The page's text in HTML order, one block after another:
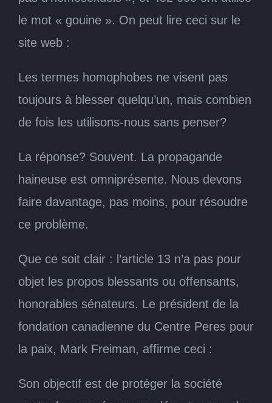
le mot « gouine ». On peut lire ceci sur le
site web :
Les termes homophobes ne visent pas
toujours à blesser quelqu’un, mais combien
de fois les utilisons-nous sans penser?
La réponse? Souvent. La propagande
haineuse est omniprésente. Nous devons
faire davantage, pas moins, pour résoudre
ce problème.
Que ce soit clair : l’article 13 n’a pas pour
objet les propos blessants ou offensants,
honorables sénateurs. Le président de la
fondation canadienne du Centre Peres pour
la paix, Mark Freiman, affirme ceci :
Son objectif est de protéger la société